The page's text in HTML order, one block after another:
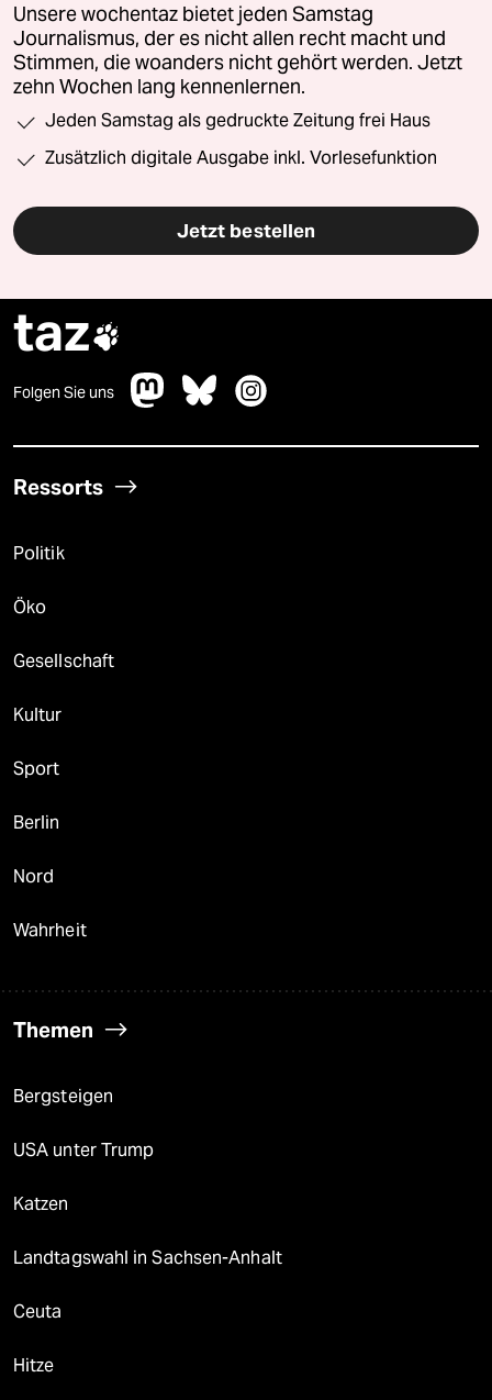
Unsere wochentaz bietet jeden Samstag
Journalismus, der es nicht allen recht macht und
Stimmen, die woanders nicht gehört werden. Jetzt
zehn Wochen lang kennenlernen.
Jeden Samstag als gedruckte Zeitung frei Haus
Zusätzlich digitale Ausgabe inkl. Vorlesefunktion
Jetzt bestellen
taz
Folgen Sie uns
Ressorts
Politik
Öko
Gesellschaft
Kultur
Sport
Berlin
Nord
Wahrheit
Themen
Bergsteigen
USA unter Trump
Katzen
Landtagswahl in Sachsen-Anhalt
Ceuta
Hitze